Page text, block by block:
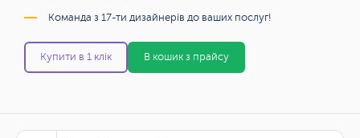
Команда з 17-ти дизайнерів до ваших послуг!
Купити в 1 клік В кошик з прайсу